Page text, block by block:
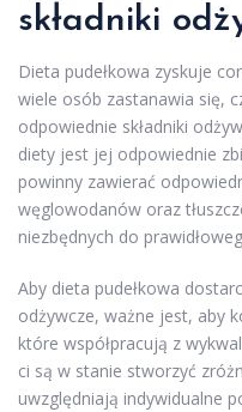
składniki
Dieta pudełkowa zyskuje
wiele osób zastanawia się,
odpowiednie składniki
diety jest jej odpowiednie
powinny zawierać
węglowodanów oraz
niezbędnych do
Aby dieta pudełkowa
odżywcze, ważne jest, aby
które współpracują z
ci są w stanie stworzyć
uwzględniają indywidualne